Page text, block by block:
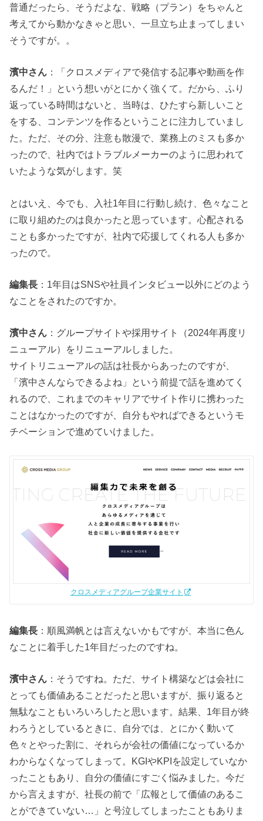
普通だったら、そうだよな、戦略（プラン）をちゃんと
考えてから動かなきゃと思い、一旦立ち止まってしまい
そうですが。。
濱中さん ：「クロスメディアで発信する記事や動画を作
るんだ！」という想いがとにかく強くて。だから、ふり
返っている時間はないと、当時は、ひたすら新しいこと
をする、コンテンツを作るということに注力していまし
た。ただ、その分、注意も散漫で、業務上のミスも多か
ったので、社内ではトラブルメーカーのように思われて
いたような気がします。笑
とはいえ、今でも、入社1年目に行動し続け、色々なこと
に取り組めたのは良かったと思っています。心配される
ことも多かったですが、社内で応援してくれる人も多か
ったので。
編集長 ：1年目はSNSや社員インタビュー以外にどのよう
なことをされたのですか。
濱中さん ：グループサイトや採用サイト（2024年再度リ
ニューアル）をリニューアルしました。
サイトリニューアルの話は社長からあったのですが、
「濱中さんならできるよね」という前提で話を進めてく
れるので、これまでのキャリアでサイト作りに携わった
ことはなかったのですが、自分もやればできるというモ
チベーションで進めていけました。
クロスメディアグループ企業サイト
編集長 ：順風満帆とは言えないかもですが、本当に色ん
なことに着手した1年目だったのですね。
濱中さん ：そうですね。ただ、サイト構築などは会社に
とっても価値あることだったと思いますが、振り返ると
無駄なこともいろいろしたと思います。結果、1年目が終
わろうとしているときに、自分では、とにかく動いて
色々とやった割に、それらが会社の価値になっているか
わからなくなってしまって。KGIやKPIを設定していなか
ったこともあり、自分の価値にすごく悩みました。今だ
から言えますが、社長の前で「広報として価値のあるこ
とができていない…」と号泣してしまったこともありま